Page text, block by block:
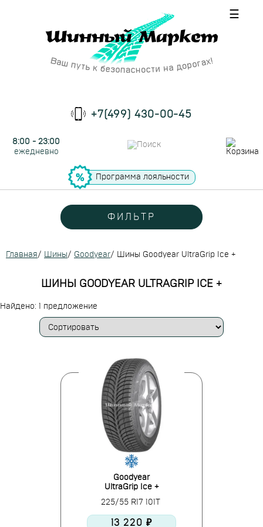
☰
+7(499) 430-00-45
8:00 - 23:00
ежедневно
Программа лояльности
ФИЛЬТР
Главная/ Шины/ Goodyear/ Шины Goodyear UltraGrip Ice +
ШИНЫ GOODYEAR ULTRAGRIP ICE +
Найдено: 1 предложение
Goodyear
UltraGrip Ice +
225/55 R17 101T
13 220 ₽